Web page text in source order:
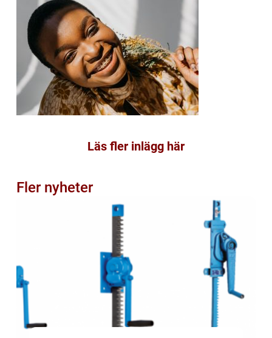
Läs fler inlägg här
Fler nyheter